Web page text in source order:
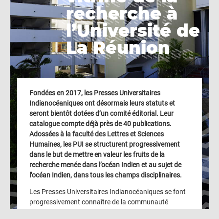
recherche à
l’Université de
La Réunion
recherche à
l’Université
de La Réunion
Fondées en 2017, les Presses Universitaires
Indianocéaniques ont désormais leurs statuts et
seront bientôt dotées d’un comité éditorial. Leur
catalogue compte déjà près de 40 publications.
Adossées à la faculté des Lettres et Sciences
Humaines, les PUI se structurent progressivement
dans le but de mettre en valeur les fruits de la
recherche menée dans l’océan Indien et au sujet de
l’océan Indien, dans tous les champs disciplinaires.
Les Presses Universitaires Indianocéaniques se font
progressivement connaître de la communauté
universitaire réunionnaise et, au-delà, de la